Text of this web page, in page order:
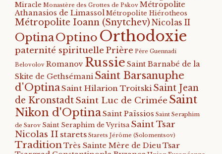
Miracle Monastère des Grottes de Pskov Métropolite
Athanasios de Limassol Métropolite Hiérotheos
Métropolite Ioann (Snytchev) Nicolas II
OptinaOptino Orthodoxie
paternité spirituelle Prière Père Guennadi
Belovolov Romanov Russie Saint Barnabé de la
Skite de Gethsémani Saint Barsanuphe
d'OptinaSaint Hilarion Troitski Saint Jean
de KronstadtSaint Luc de Crimée Saint
Nikon d'OptinaSaint Païssios Saint Seraphim
de Sarov Saint Seraphim de Vyritsa Saint Tsar
Nicolas II starets Starets Jérôme (Solomentsov)
TraditionTrès Sainte Mère de DieuTsar